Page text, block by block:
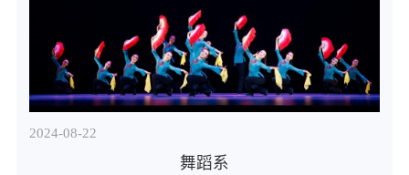
舞蹈系
22
2024-08